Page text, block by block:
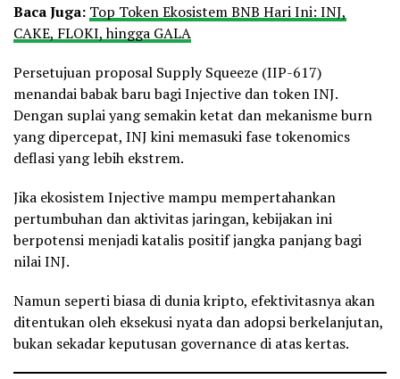
Baca Juga: Top Token Ekosistem BNB Hari Ini: INJ,
CAKE, FLOKI, hingga GALA
Persetujuan proposal Supply Squeeze (IIP-617)
menandai babak baru bagi Injective dan token INJ.
Dengan suplai yang semakin ketat dan mekanisme burn
yang dipercepat, INJ kini memasuki fase tokenomics
deflasi yang lebih ekstrem.
Jika ekosistem Injective mampu mempertahankan
pertumbuhan dan aktivitas jaringan, kebijakan ini
berpotensi menjadi katalis positif jangka panjang bagi
nilai INJ.
Namun seperti biasa di dunia kripto, efektivitasnya akan
ditentukan oleh eksekusi nyata dan adopsi berkelanjutan,
bukan sekadar keputusan governance di atas kertas.